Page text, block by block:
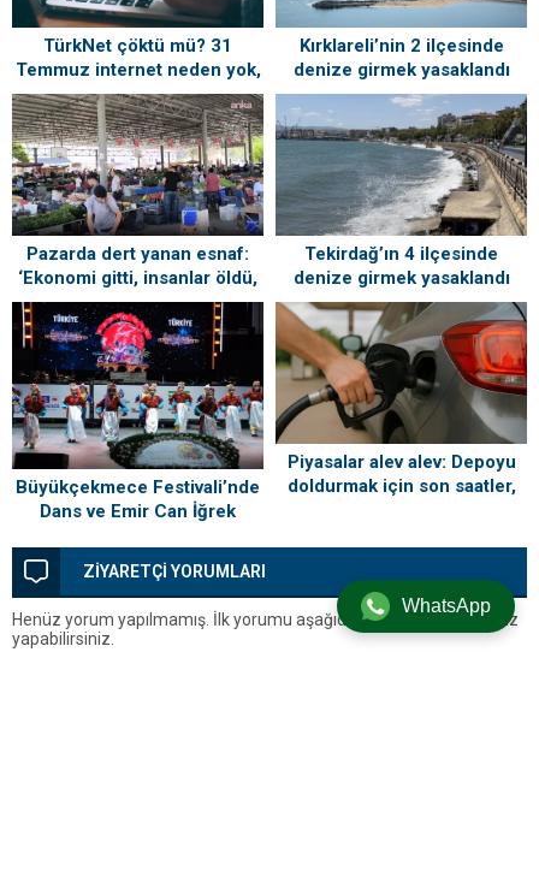
TürkNet çöktü mü? 31
Temmuz internet neden yok,
ne zaman gelecek?
Kırklareli’nin 2 ilçesinde
denize girmek yasaklandı
Pazarda dert yanan esnaf:
‘Ekonomi gitti, insanlar öldü,
kefenleyip gömecek adam
lazım’
Tekirdağ’ın 4 ilçesinde
denize girmek yasaklandı
Büyükçekmece Festivali’nde
Dans ve Emir Can İğrek
Piyasalar alev alev: Depoyu
doldurmak için son saatler,
ZİYARETÇİ YORUMLARI
Henüz yorum yapılmamış. İlk yorumu aşağıdaki form aracılığıyla siz
yapabilirsiniz.
WhatsApp